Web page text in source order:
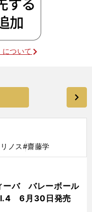
ついて
ノス#齋藤学
ーバ バレーボール
6月30日発売